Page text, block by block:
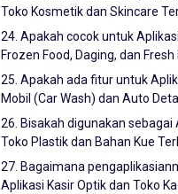
Toko Kosmetik dan Skincare
24. Apakah cocok untuk
Frozen Food, Daging, dan
25. Apakah ada fitur untuk
Mobil (Car Wash) dan Auto
26. Bisakah digunakan sebagai
Toko Plastik dan Bahan Kue
27. Bagaimana
Aplikasi Kasir Optik dan Toko